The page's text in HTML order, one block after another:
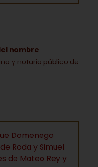
nombre
y notario público de
Domenego
Roda y Simuel
de Mateo Rey y